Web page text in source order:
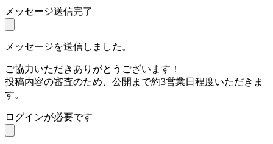
メッセージ送信完了
メッセージを送信しました。
ご協力いただきありがとうございます！
投稿内容の審査のため、公開まで約3営業日程度いただきま
す。
ログインが必要です